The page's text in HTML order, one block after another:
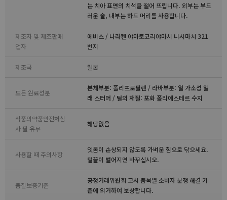
는 치아 표면의 치석을 떨어 뜨립니다. 외부는 부드
러운 솔, 내부는 하드 머리를 사용합니다.
제조자 및 제조판매
업자
에비스 / 나라켄 야마토코리야마시 니시마치 321
번지
제조국 일본
모든 원료성분
본체부분: 폴리프로필렌 / 라바부분: 열 가소성 일
래 스터머 / 털의 재질: 포화 폴리에스테르 수지
식품의약품안전처심
사 필 유무
해당없음
사용할 때 주의사항
잇몸이 손상되지 않도록 가벼운 힘으로 닦으세요.
털끝이 벌어지면 바꾸십시오.
품질보증기준
공정거래위원회 고시 품목별 소비자 분쟁 해결 기
준에 의거하여 보상합니다.